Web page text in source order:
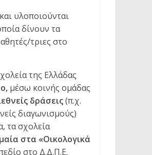
υλοποιούνται
δίνουν τα
τριες στο
της Ελλάδας
μέσω κοινής ομάδας
δράσεις(π.χ.
διαγωνισμούς)
τα σχολεία
στα «Οικολογικά
στο Δ.Δ.Π.Ε.